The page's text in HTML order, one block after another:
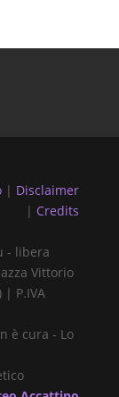
| Disclaimer
| Credits
- libera
Vittorio
| P.IVA
è cura - Lo